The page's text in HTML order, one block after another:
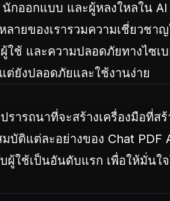
นักออกแบบ และผู้หลงใหลใน
ายของเรารวมความเชี่ยวชา
ช้ และความปลอดภัยทางไซเบ
ต่ยังปลอดภัยและใช้งานง่าย
รารถนาที่จะสร้างเครื่องมือที่ส
บัติแต่ละอย่างของ Chat PDF
ใช้เป็นอันดับแรก เพื่อให้มั่นใ